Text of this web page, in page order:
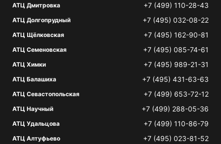
АТЦ Дмитровка +7 (499) 110-28-43
АТЦ Долгопрудный +7 (495) 032-08-22
АТЦ Щёлковская +7 (495) 162-90-81
АТЦ Семеновская +7 (495) 085-74-61
АТЦ Химки +7 (495) 989-21-31
АТЦ Балашиха +7 (495) 431-63-63
АТЦ Севастопольская +7 (499) 653-72-12
АТЦ Научный +7 (499) 288-05-36
АТЦ Удальцова +7 (499) 110-86-79
АТЦ Алтуфьево +7 (495) 023-81-52